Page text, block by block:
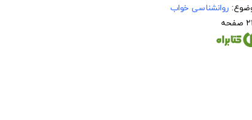
روانشناسی خواب